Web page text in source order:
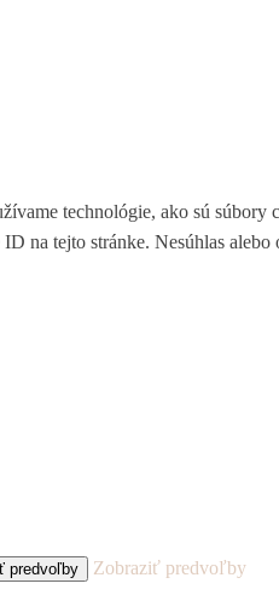
technológie, ako sú
na tejto stránke. Nesúhlas
predvoľby Zobraziť predvoľby